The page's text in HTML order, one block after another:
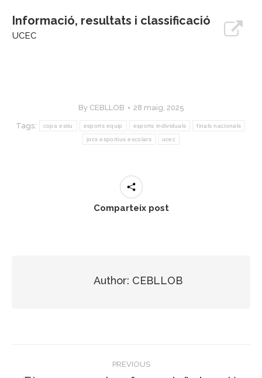
Informació, resultats i classificació
UCEC
By CEBLLOB 28 maig, 2025
Tags: copa estiu esports equip esports individuals finals nacionals
jocs esportius escolars ucec
Comparteix post
Author: CEBLLOB
PREVIOUS